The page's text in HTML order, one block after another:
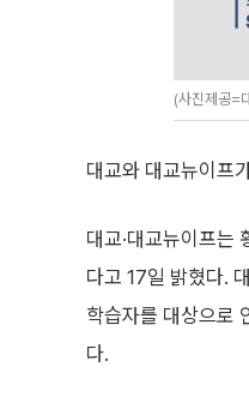
(사진제공=
대교와 대교뉴이프
대교·대교뉴이프는
다고 17일 밝혔다.
학습자를 대상으로
다.